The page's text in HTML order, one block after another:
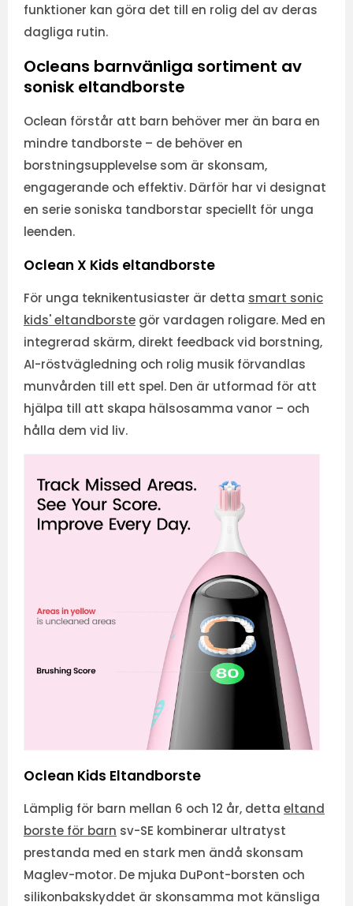
funktioner kan göra det till en rolig del av deras
dagliga rutin.
Ocleans barnvänliga sortiment av
sonisk eltandborste
Oclean förstår att barn behöver mer än bara en
mindre tandborste – de behöver en
borstningsupplevelse som är skonsam,
engagerande och effektiv. Därför har vi designat
en serie soniska tandborstar speciellt för unga
leenden.
Oclean X Kids eltandborste
För unga teknikentusiaster är detta smart sonic
kids' eltandborste gör vardagen roligare. Med en
integrerad skärm, direkt feedback vid borstning,
AI-röstvägledning och rolig musik förvandlas
munvården till ett spel. Den är utformad för att
hjälpa till att skapa hälsosamma vanor – och
hålla dem vid liv.
Oclean Kids Eltandborste
Lämplig för barn mellan 6 och 12 år, detta eltand
borste för barn sv-SE kombinerar ultratyst
prestanda med en stark men ändå skonsam
Maglev-motor. De mjuka DuPont-borsten och
silikonbakskyddet är skonsamma mot känsliga